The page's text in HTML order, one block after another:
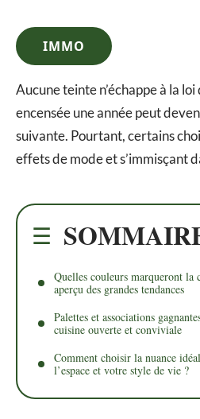
IMMO
Aucune teinte n’échappe à la
encensée une année peut
suivante. Pourtant, certains
effets de mode et s’immisçant
Quelles couleurs marqueront la
aperçu des grandes tendances
Palettes et associations
cuisine ouverte et conviviale
Comment choisir la nuance
l’espace et votre style de vie ?